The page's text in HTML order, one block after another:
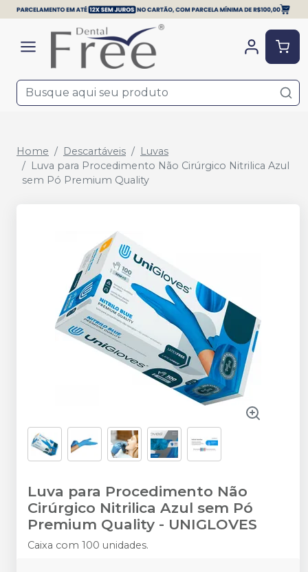
Home Descartáveis
Luvas
Luva para Procedimento Não Cirúrgico Nitrilica Azul
sem Pó Premium Quality
Luva para Procedimento Não
Cirúrgico Nitrilica Azul sem Pó
Premium Quality - UNIGLOVES
Caixa com 100 unidades.